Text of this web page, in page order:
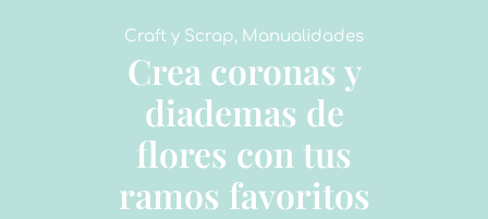
Craft y Scrap, Manualidades
Crea coronas y
diademas de
flores con tus
ramos favoritos